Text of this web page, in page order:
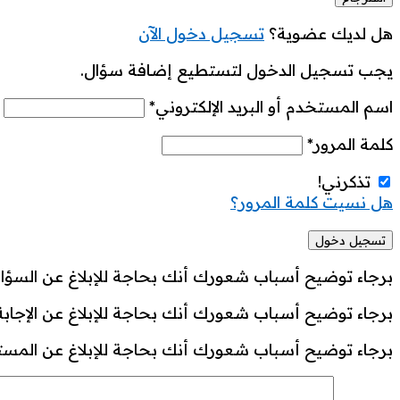
هل لديك عضوية؟ تسجيل دخول الآن
يجب تسجيل الدخول لتستطيع إضافة سؤال.
اسم المستخدم أو البريد الإلكتروني*
كلمة المرور*
تذكرني!
هل نسيت كلمة المرور؟
برجاء توضيح أسباب شعورك أنك بحاجة للإبلاغ عن
برجاء توضيح أسباب شعورك أنك بحاجة للإبلاغ عن
برجاء توضيح أسباب شعورك أنك بحاجة للإبلاغ عن